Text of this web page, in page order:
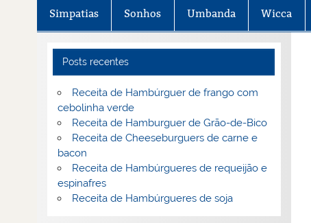
Simpatias Sonhos Umbanda Wicca
Posts recentes
Receita de Hambúrguer de frango com
cebolinha verde
Receita de Hamburguer de Grão-de-Bico
Receita de Cheeseburguers de carne e
bacon
Receita de Hambúrgueres de requeijão e
espinafres
Receita de Hambúrgueres de soja